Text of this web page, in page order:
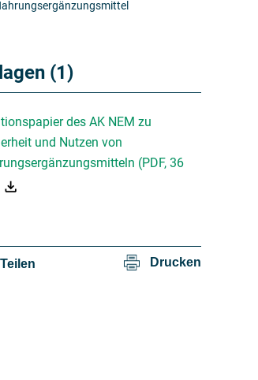
(1)
des AK NEM zu
und Nutzen von
(PDF, 36
Teilen Drucken